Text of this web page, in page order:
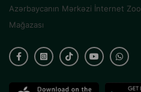
Azərbaycanın Mərkəzi İnternet Zoo
Mağazası